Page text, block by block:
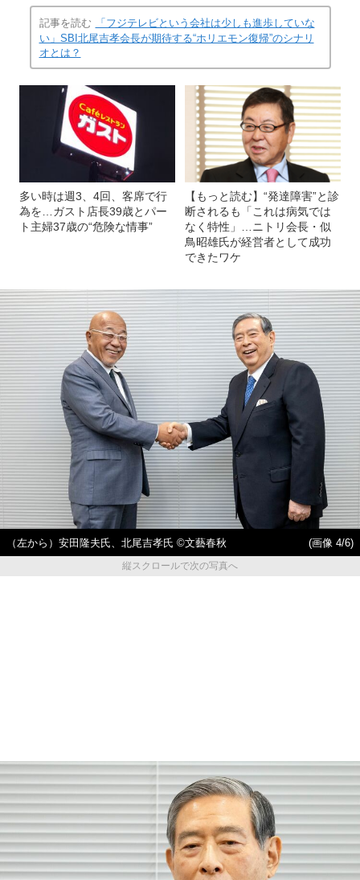
記事を読む
「フジテレビという会社は少しも進歩していな
い」SBI北尾吉孝会長が期待する“ホリエモン復帰”のシナリ
オとは？
多い時は週3、4回、客席で行
為を…ガスト店長39歳とパー
ト主婦37歳の“危険な情事”
【もっと読む】“発達障害”と診
断されるも「これは病気では
なく特性」…ニトリ会長・似
鳥昭雄氏が経営者として成功
できたワケ
（左から）安田隆夫氏、北尾吉孝氏 ©文藝春秋
(画像 4/6)
縦スクロールで次の写真へ